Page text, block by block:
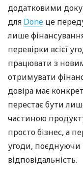
додатковими
для Done це
лише
перевірки всієї
працювати з
отримувати
довіра має
перестає бути
частиною
просто бізнес, а
угоди, поєднуючи
відповідальність.